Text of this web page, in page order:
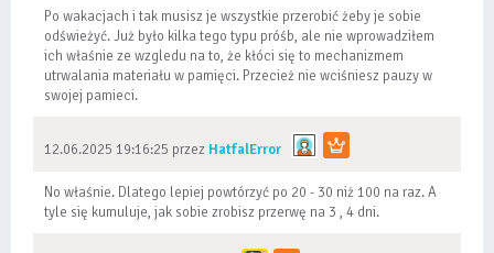
Po wakacjach i tak musisz je wszystkie przerobić żeby je sobie
odświeżyć. Już było kilka tego typu próśb, ale nie wprowadziłem
ich właśnie ze wzgledu na to, że kłóci się to mechanizmem
utrwalania materiału w pamięci. Przecież nie wciśniesz pauzy w
swojej pamieci.
12.06.2025 19:16:25 przez HatfalError
No właśnie. Dlatego lepiej powtórzyć po 20 - 30 niż 100 na raz. A
tyle się kumuluje, jak sobie zrobisz przerwę na 3 , 4 dni.